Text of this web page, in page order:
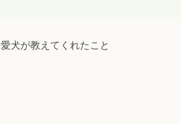
愛犬が教えてくれたこと